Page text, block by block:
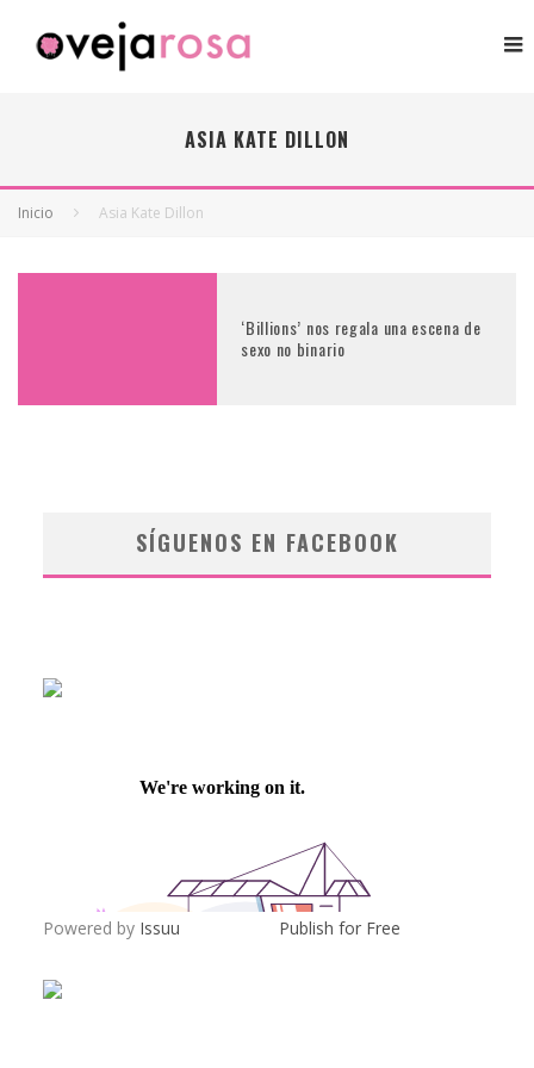
ASIA KATE DILLON
Inicio Asia Kate Dillon
‘Billions’ nos regala una escena de
sexo no binario
SÍGUENOS EN FACEBOOK
Powered by Issuu Publish for Free